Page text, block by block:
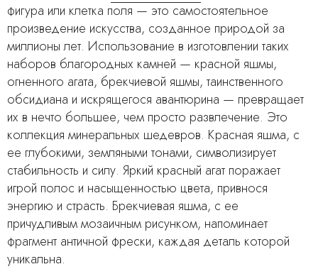
фигура или клетка поля — это самостоятельное
произведение искусства, созданное природой за
миллионы лет. Использование в изготовлении таких
наборов благородных камней — красной яшмы,
огненного агата, брекчиевой яшмы, таинственного
обсидиана и искрящегося авантюрина — превращает
их в нечто большее, чем просто развлечение. Это
коллекция минеральных шедевров. Красная яшма, с
ее глубокими, земляными тонами, символизирует
стабильность и силу. Яркий красный агат поражает
игрой полос и насыщенностью цвета, привнося
энергию и страсть. Брекчиевая яшма, с ее
причудливым мозаичным рисунком, напоминает
фрагмент античной фрески, каждая деталь которой
уникальна.